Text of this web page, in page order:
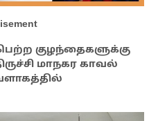
குழந்தைகளுக்கு
மாநகர காவல்